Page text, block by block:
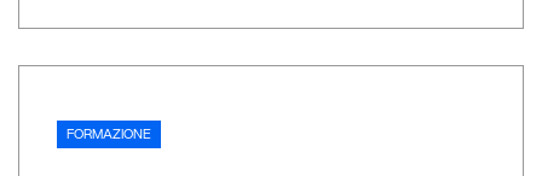
FORMAZIONE